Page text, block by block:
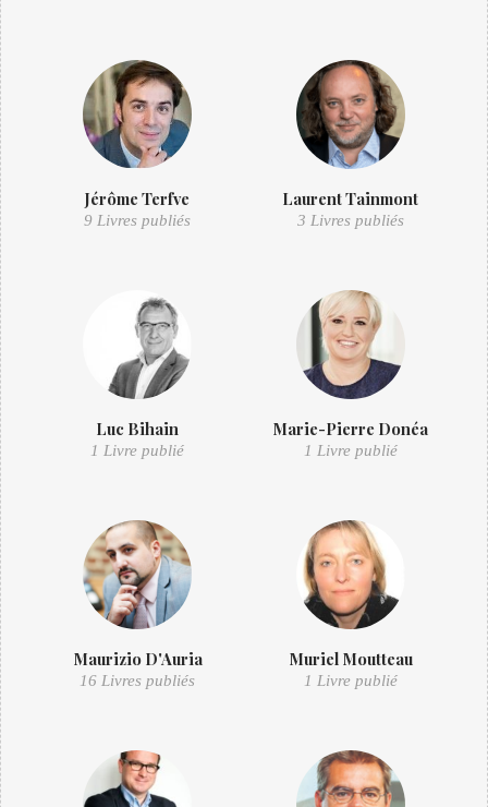
Jérôme Terfve
9 Livres publiés
Laurent Tainmont
3 Livres publiés
Luc Bihain
1 Livre publié
Marie-Pierre Donéa
1 Livre publié
Maurizio D'Auria
16 Livres publiés
Muriel Moutteau
1 Livre publié